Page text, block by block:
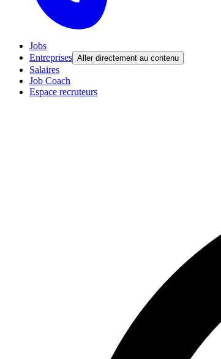
Jobs
Entreprises Aller directement au contenu
Salaires
Job Coach
Espace recruteurs